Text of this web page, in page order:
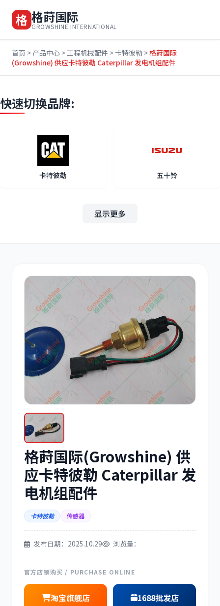
格 格莳国际
GROWSHINE INTERNATIONAL
首页 > 产品中心 >工程机械配件 >卡特彼勒 >格莳国际
(Growshine) 供应卡特彼勒 Caterpillar 发电机组配件
快速切换品牌:
卡特彼勒 五十铃
其他 小松
沃尔沃 康明斯
久保田
三菱 博世
洋马
显示更多
格莳国际(Growshine) 供
应卡特彼勒 Caterpillar 发
电机组配件
卡特彼勒 传感器
发布日期：2025.10.29 浏览量：
官方店铺购买 / PURCHASE ONLINE
淘宝旗舰店 1688批发店